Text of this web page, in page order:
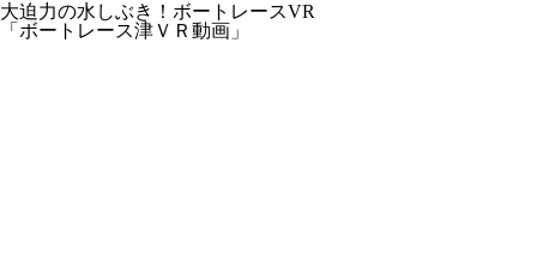
大迫力の水しぶき！ボートレースVR
「ボートレース津ＶＲ動画」